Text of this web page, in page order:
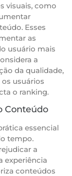
visuais, como
Esses
as
usuário mais
a
da qualidade,
usuários
o ranking.
Conteúdo
essencial
tempo.
a
experiência
conteúdos